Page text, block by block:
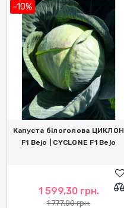
-10%
Капуста білоголова ЦИКЛОН
F1 Bejo | CYCLONE F1 Bejo
1 599,30 грн.
1 777,00 грн.